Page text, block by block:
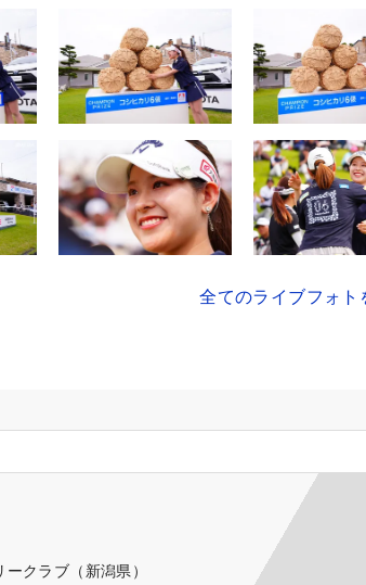
全てのライブフォト
クラブ（新潟県）